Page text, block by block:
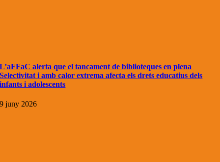
L’aFFaC alerta que el tancament de biblioteques en plena
Selectivitat i amb calor extrema afecta els drets educatius dels
infants i adolescents
9 juny 2026